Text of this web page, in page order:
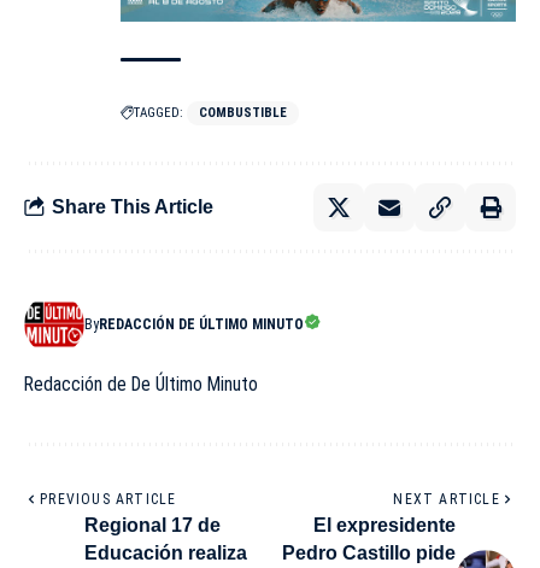
TAGGED: COMBUSTIBLE
Share This Article
ByREDACCIÓN DE ÚLTIMO MINUTO
Redacción de De Último Minuto
PREVIOUS ARTICLE
Regional 17 de
Educación realiza
NEXT ARTICLE
El expresidente
Pedro Castillo pide